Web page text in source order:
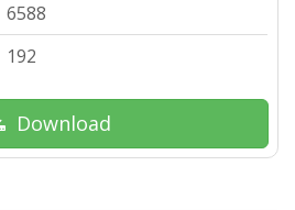
6588
192
Download